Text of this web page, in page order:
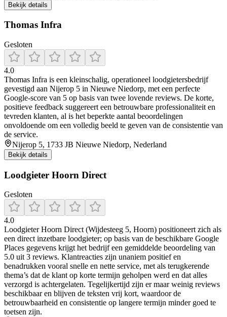
Bekijk details
Thomas Infra
Gesloten
4.0
Thomas Infra is een kleinschalig, operationeel loodgietersbedrijf
gevestigd aan Nijerop 5 in Nieuwe Niedorp, met een perfecte
Google-score van 5 op basis van twee lovende reviews. De korte,
positieve feedback suggereert een betrouwbare professionaliteit en
tevreden klanten, al is het beperkte aantal beoordelingen
onvoldoende om een volledig beeld te geven van de consistentie van
de service.
Nijerop 5, 1733 JB Nieuwe Niedorp, Nederland
Bekijk details
Loodgieter Hoorn Direct
Gesloten
4.0
Loodgieter Hoorn Direct (Wijdesteeg 5, Hoorn) positioneert zich als
een direct inzetbare loodgieter; op basis van de beschikbare Google
Places gegevens krijgt het bedrijf een gemiddelde beoordeling van
5.0 uit 3 reviews. Klantreacties zijn unaniem positief en
benadrukken vooral snelle en nette service, met als terugkerende
thema’s dat de klant op korte termijn geholpen werd en dat alles
verzorgd is achtergelaten. Tegelijkertijd zijn er maar weinig reviews
beschikbaar en blijven de teksten vrij kort, waardoor de
betrouwbaarheid en consistentie op langere termijn minder goed te
toetsen zijn.